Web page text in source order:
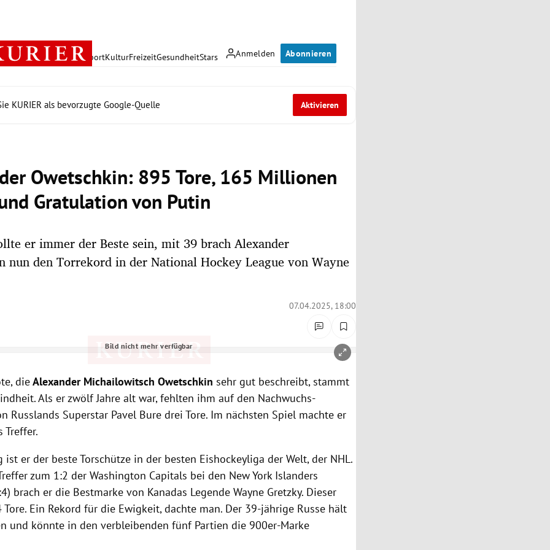
Anmelden Abonnieren
PolitikWirtschaft SportKulturFreizeitGesundheitStars
KURIER als bevorzugte Google-Quelle Aktivieren
Owetschkin: 895 Tore, 165 Millionen
Gratulation von Putin
er immer der Beste sein, mit 39 brach Alexander
nun den Torrekord in der National Hockey League von Wayne
07.04.2025, 18:00
Bild nicht mehr verfügbar
öffnen/schließen
dieAlexander Michailowitsch Owetschkin sehr gut beschreibt, stammt
Als er zwölf Jahre alt war, fehlten ihm auf den Nachwuchs-
Russlands Superstar Pavel Bure drei Tore. Im nächsten Spiel machte er
Treffer.
ist er der beste Torschütze in der besten Eishockeyliga der Welt, der NHL.
zum 1:2 der Washington Capitals bei den New York Islanders
brach er die Bestmarke von Kanadas Legende Wayne Gretzky. Dieser
Ein Rekord für die Ewigkeit, dachte man. Der 39-jährige Russe hält
und könnte in den verbleibenden fünf Partien die 900er-Marke